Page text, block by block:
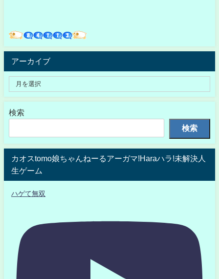
アーカイブ
検索
検索
カオスtomo娘ちゃんねーるアーガマ!Haraハラ!未解決人
生ゲーム
ハゲて無双